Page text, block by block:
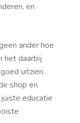
en
ander hoe
het daarbij
uitzien.
shop en
educatie